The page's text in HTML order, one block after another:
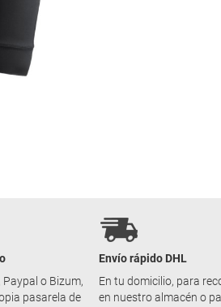
Paypal o Bizum,
pasarela de
Envío rápido DHL
En tu domicilio, para
en nuestro almacén o